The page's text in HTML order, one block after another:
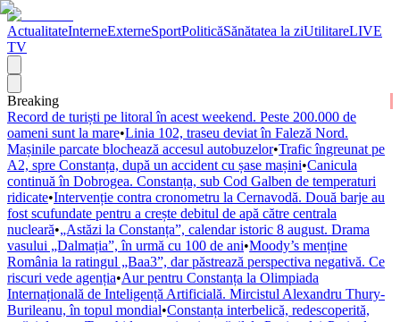
ActualitateInterneExterneSportPoliticăSănătatea la ziUtilitareLIVE
TV
Breaking
Record de turiști pe litoral în acest weekend. Peste 200.000 de
oameni sunt la mare•Linia 102, traseu deviat în Faleză Nord.
Mașinile parcate blochează accesul autobuzelor•Trafic îngreunat pe
A2, spre Constanța, după un accident cu șase mașini•Canicula
continuă în Dobrogea. Constanța, sub Cod Galben de temperaturi
ridicate•Intervenție contra cronometru la Cernavodă. Două barje au
fost scufundate pentru a crește debitul de apă către centrala
nucleară•„Astăzi la Constanța”, calendar istoric 8 august. Drama
vasului „Dalmația”, în urmă cu 100 de ani•Moody’s menține
România la ratingul „Baa3”, dar păstrează perspectiva negativă. Ce
riscuri vede agenția•Aur pentru Constanța la Olimpiada
Internațională de Inteligență Artificială. Mircistul Alexandru Thury-
Burileanu, în topul mondial•Constanța interbelică, redescoperită,